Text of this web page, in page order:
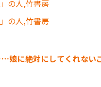
に絶対にしてくれない